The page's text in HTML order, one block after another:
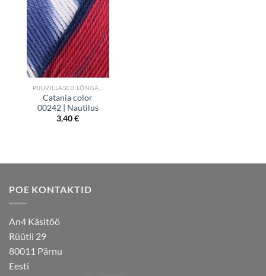
Catania color
00242 | Nautilus
3,40€
POE KONTAKTID
An4 Käsitöö
Rüütli 29
80011 Pärnu
Eesti